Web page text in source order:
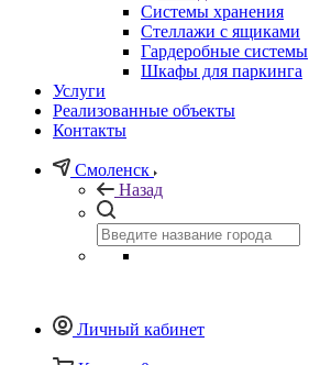
Системы хранения
Стеллажи с ящиками
Гардеробные системы
Шкафы для паркинга
Услуги
Реализованные объекты
Контакты
Смоленск
Назад
Личный кабинет